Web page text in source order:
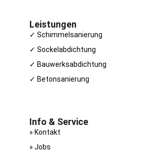
Leistungen
✓ Schimmelsanierung
✓ Sockelabdichtung
✓ Bauwerksabdichtung
✓ Betonsanierung
Info & Service
» Kontakt
» Jobs